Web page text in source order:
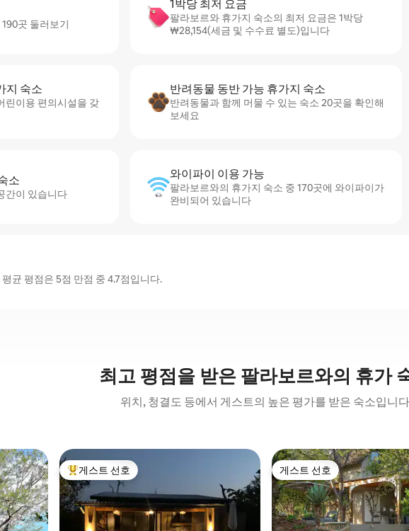
곳 둘러보기
1박당 최저 요금
팔라보르와 휴가지 숙소의 최저 요금은 1박당
₩28,154(세금 및 수수료 별도)입니다
지 숙소
린이용 편의시설을 갖
반려동물 동반 가능 휴가지 숙소
반려동물과 함께 머물 수 있는 숙소 20곳을 확인해
보세요
소
간이 있습니다
와이파이 이용 가능
팔라보르와의 휴가지 숙소 중 170곳에 와이파이가
완비되어 있습니다
균 평점은 5점 만점 중 4.7점입니다.
최고 평점을 받은 팔라보르와의 휴가
위치, 청결도 등에서 게스트의 높은 평가를 받은 숙소입니
상위 게스트 선호
게스트 선호 게스트 선호
게스트 선호